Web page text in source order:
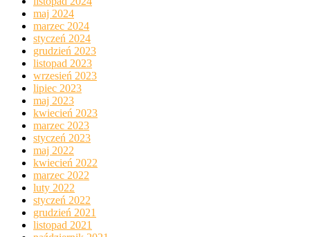
maj 2024
marzec 2024
styczeń 2024
grudzień 2023
listopad 2023
wrzesień 2023
lipiec 2023
maj 2023
kwiecień 2023
marzec 2023
styczeń 2023
maj 2022
kwiecień 2022
marzec 2022
luty 2022
styczeń 2022
grudzień 2021
listopad 2021